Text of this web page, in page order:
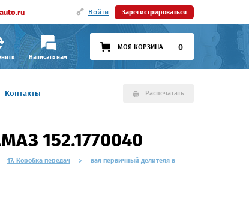
Войти Зарегистрироваться
Написать нам
МОЯ КОРЗИНА 0
Контакты Распечатать
152.1770040
17. Коробка передач
вал первичный делителя в